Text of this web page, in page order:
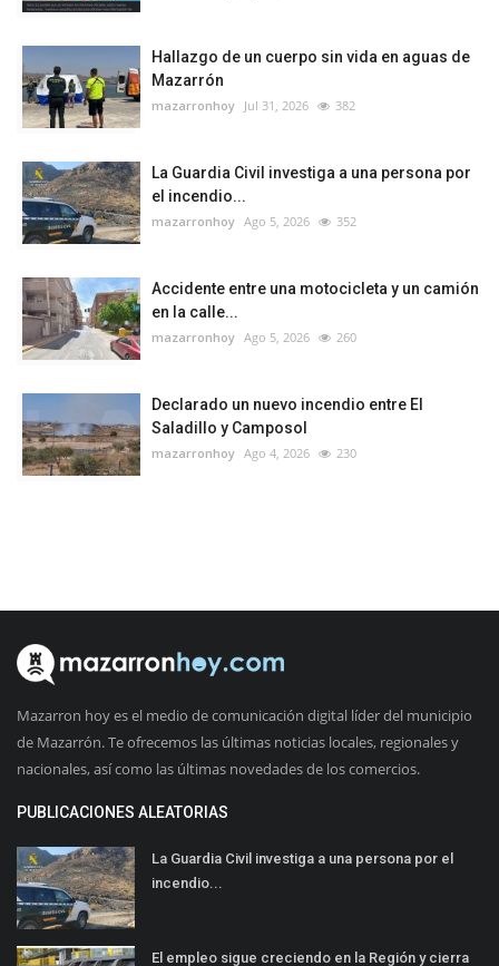
Hallazgo de un cuerpo sin vida en aguas de
Mazarrón
mazarronhoy Jul 31, 2026 382
La Guardia Civil investiga a una persona por
el incendio...
mazarronhoy Ago 5, 2026 352
Accidente entre una motocicleta y un camión
en la calle...
mazarronhoy Ago 5, 2026 260
Declarado un nuevo incendio entre El
Saladillo y Camposol
mazarronhoy Ago 4, 2026 230
Mazarron hoy es el medio de comunicación digital líder del municipio
de Mazarrón. Te ofrecemos las últimas noticias locales, regionales y
nacionales, así como las últimas novedades de los comercios.
PUBLICACIONES ALEATORIAS
La Guardia Civil investiga a una persona por el
incendio...
El empleo sigue creciendo en la Región y cierra